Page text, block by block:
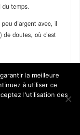
du temps.
d’argent avec, il
de doutes, où c’est
la vie, et je suis
affronter et
!
la meilleure
à utiliser ce
l'utilisation des